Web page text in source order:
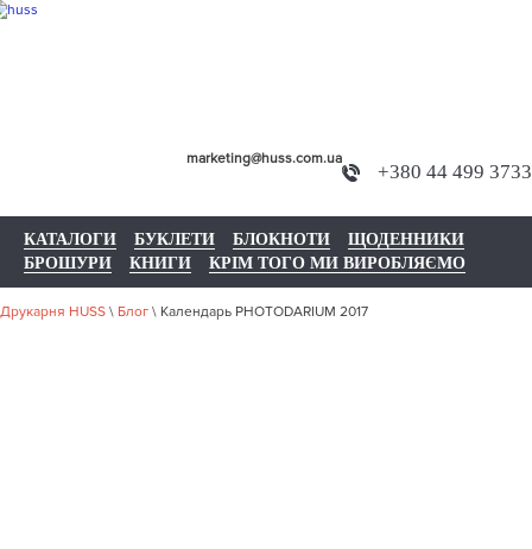
+380 44 499 3733
marketing@huss.com.ua
КАТАЛОГИ БУКЛЕТИ БЛОКНОТИ
ЩОДЕННИКИ
БРОШУРИ
КНИГИ КРІМ ТОГО МИ ВИРОБЛЯЄМО
Друкарня HUSS \ Блог \ Календарь PHOTODARIUM 2017